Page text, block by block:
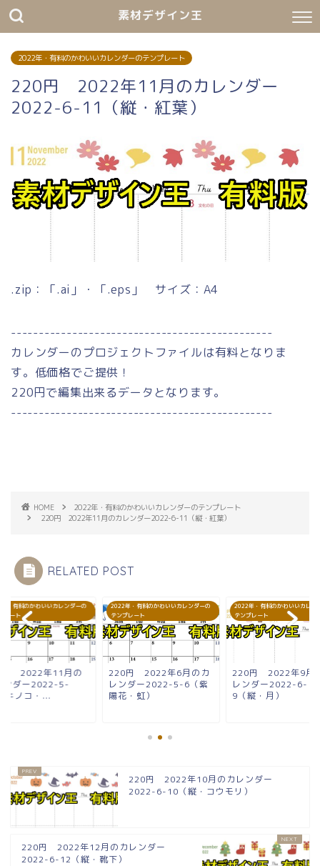
素材デザイン王
2022年・有料のかわいいカレンダーのテンプレート
220円 2022年11月のカレンダー
2022-6-11（縦・紅葉）
.zip：「.ai」・「.eps」 サイズ：A4
-----------------------------------------------
カレンダーのプロジェクトファイルは有料となりま
す。低価格でご提供！
220円で編集出来るデータとなります。
-----------------------------------------------
HOME
2022年・有料のかわいいカレンダーのテンプレート
220円 2022年11月のカレンダー2022-6-11（縦・紅葉）
RELATED POST
・有料のかわいいカレンダーの
レート
2022年11月の
ンダー2022-5-
キノコ・...
2022年・有料のかわいいカレンダーの
テンプレート
220円 2022年6月のカ
レンダー2022-5-6（紫
陽花・虹）
2022年・有料のかわいいカレン
テンプレート
220円 2022年9月
レンダー2022-6-
9（縦・月）
220円 2022年10月のカレンダー
2022-6-10（縦・コウモリ）
220円 2022年12月のカレンダー
2022-6-12（縦・靴下）